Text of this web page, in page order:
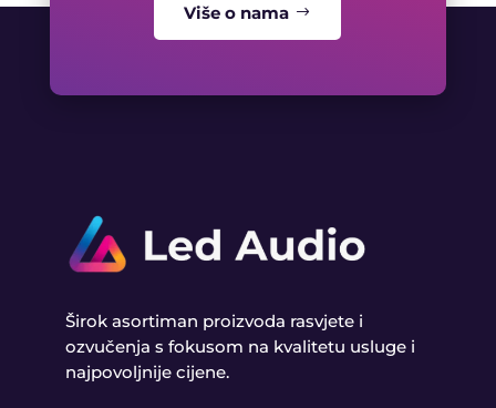
Više o nama
Širok asortiman proizvoda rasvjete i
ozvučenja s fokusom na kvalitetu usluge i
najpovoljnije cijene.